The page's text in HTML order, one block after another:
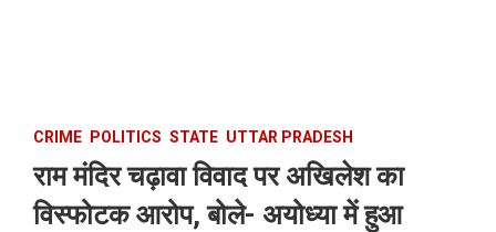
CRIME POLITICS STATE UTTAR PRADESH
राम मंदिर चढ़ावा विवाद पर अखिलेश का
विस्फोटक आरोप, बोले- अयोध्या में हुआ